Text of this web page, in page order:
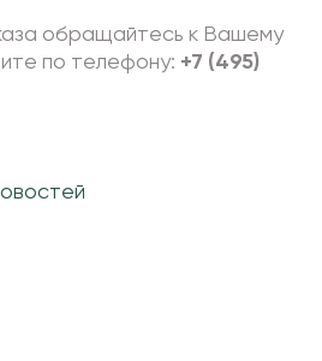
обращайтесь к Вашему
по телефону: +7 (495)